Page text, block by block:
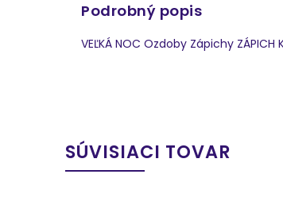
Podrobný popis
VEĽKÁ NOC Ozdoby Zápichy ZÁPICH
SÚVISIACI TOVAR